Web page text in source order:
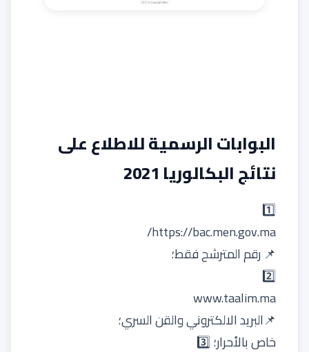
البوابات الرسمية للاطلاع على
نتائج البكالوريا 2021
1️⃣
https://bac.men.gov.ma/
📌 رقم المترشح فقط؛
www.taalim.ma
📌البريد الالكتروني والقن السري؛